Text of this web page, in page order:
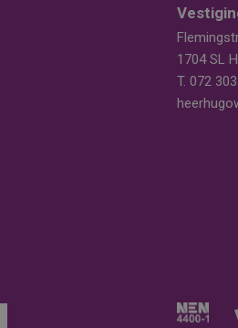
1704 SL
T. 072